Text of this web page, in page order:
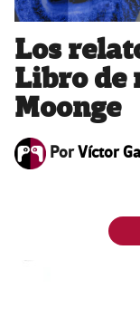
Los
Libro de
Moonge
PorVíctor